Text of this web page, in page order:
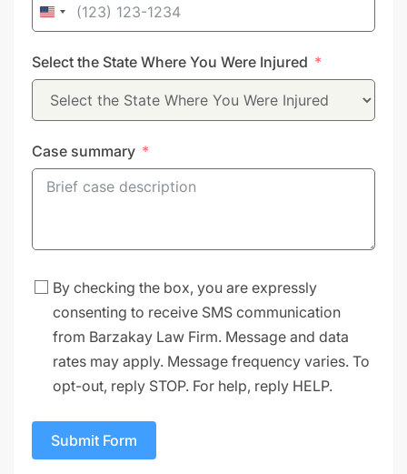
United
+1
Select the State Where You Were Injured
Case summary
By checking the box, you are expressly
consenting to receive SMS communication
from Barzakay Law Firm. Message and data
rates may apply. Message frequency varies. To
opt-out, reply STOP. For help, reply HELP.
Submit Form